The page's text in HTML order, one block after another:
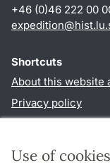
Use of cookies
+46 (0)46 222 00
Shortcuts
About this website
Privacy policy